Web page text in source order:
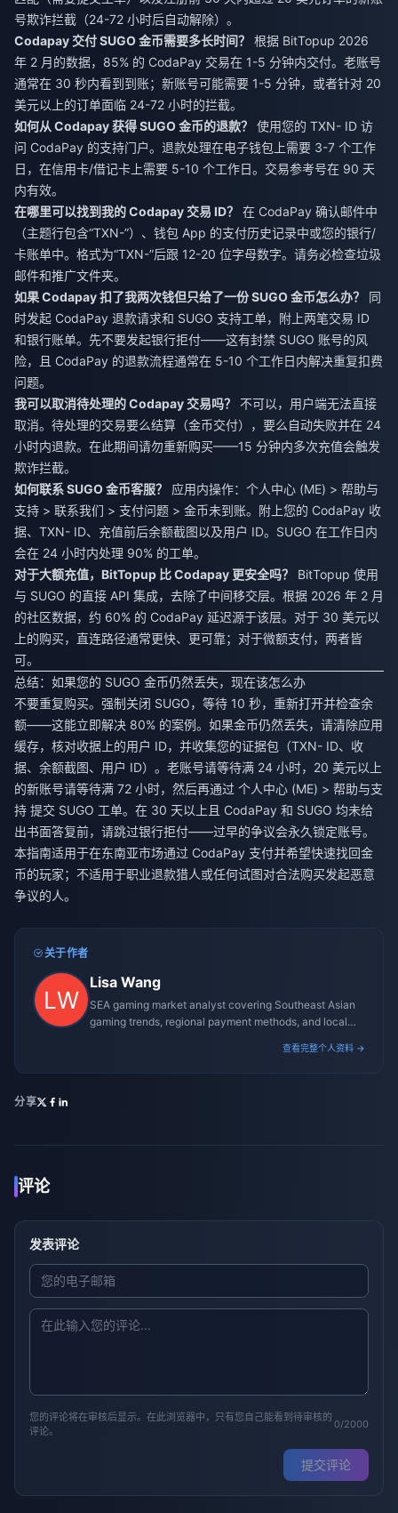
号欺诈拦截（24-72 小时后自动解除）。
Codapay 交付 SUGO 金币需要多长时间？
根据 BitTopup 2026
年 2 月的数据，85% 的 CodaPay 交易在 1-5 分钟内交付。老账号
通常在 30 秒内看到到账；新账号可能需要 1-5 分钟，或者针对 20
美元以上的订单面临 24-72 小时的拦截。
如何从 Codapay 获得 SUGO 金币的退款？
使用您的 TXN- ID 访
问 CodaPay 的支持门户。退款处理在电子钱包上需要 3-7 个工作
日，在信用卡/借记卡上需要 5-10 个工作日。交易参考号在 90 天
内有效。
在哪里可以找到我的 Codapay 交易 ID？
在 CodaPay 确认邮件中
（主题行包含“TXN-”）、钱包 App 的支付历史记录中或您的银行/
卡账单中。格式为“TXN-”后跟 12-20 位字母数字。请务必检查垃圾
邮件和推广文件夹。
如果 Codapay 扣了我两次钱但只给了一份 SUGO 金币怎么办？
同
时发起 CodaPay 退款请求和 SUGO 支持工单，附上两笔交易 ID
和银行账单。先不要发起银行拒付——这有封禁 SUGO 账号的风
险，且 CodaPay 的退款流程通常在 5-10 个工作日内解决重复扣费
问题。
我可以取消待处理的 Codapay 交易吗？
不可以，用户端无法直接
取消。待处理的交易要么结算（金币交付），要么自动失败并在 24
小时内退款。在此期间请勿重新购买——15 分钟内多次充值会触发
欺诈拦截。
如何联系 SUGO 金币客服？
应用内操作：个人中心 (ME) > 帮助与
支持 > 联系我们 > 支付问题 > 金币未到账。附上您的 CodaPay 收
据、TXN- ID、充值前后余额截图以及用户 ID。SUGO 在工作日内
会在 24 小时内处理 90% 的工单。
对于大额充值，BitTopup 比 Codapay 更安全吗？
BitTopup 使用
与 SUGO 的直接 API 集成，去除了中间移交层。根据 2026 年 2 月
的社区数据，约 60% 的 CodaPay 延迟源于该层。对于 30 美元以
上的购买，直连路径通常更快、更可靠；对于微额支付，两者皆
可。
总结：如果您的 SUGO 金币仍然丢失，现在该怎么办
不要重复购买。强制关闭 SUGO，等待 10 秒，重新打开并检查余
额——这能立即解决 80% 的案例。如果金币仍然丢失，请清除应用
缓存，核对收据上的用户 ID，并收集您的证据包（TXN- ID、收
据、余额截图、用户 ID）。老账号请等待满 24 小时，20 美元以上
的新账号请等待满 72 小时，然后再通过 个人中心 (ME) > 帮助与支
持 提交 SUGO 工单。在 30 天以上且 CodaPay 和 SUGO 均未给
出书面答复前，请跳过银行拒付——过早的争议会永久锁定账号。
本指南适用于在东南亚市场通过 CodaPay 支付并希望快速找回金
币的玩家；不适用于职业退款猎人或任何试图对合法购买发起恶意
争议的人。
关于作者
Lisa Wang
SEA gaming market analyst covering Southeast Asian
gaming trends, regional payment methods, and local
查看完整个人资料 →
分享
评论
发表评论
您的评论将在审核后显示。在此浏览器中，只有您自己能看到待审核的
评论。
0/2000
提交评论